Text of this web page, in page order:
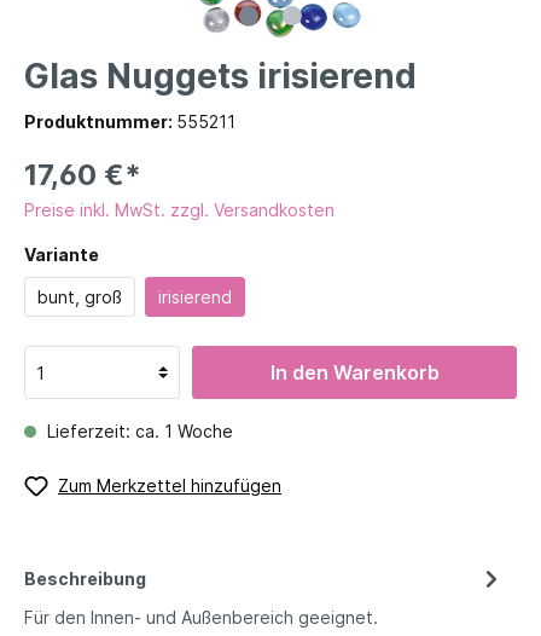
Glas Nuggets irisierend
Produktnummer: 555211
17,60 €*
Preise inkl. MwSt. zzgl. Versandkosten
Variante
bunt, groß irisierend
In den Warenkorb
Lieferzeit: ca. 1 Woche
Zum Merkzettel hinzufügen
Beschreibung
Für den Innen- und Außenbereich geeignet.